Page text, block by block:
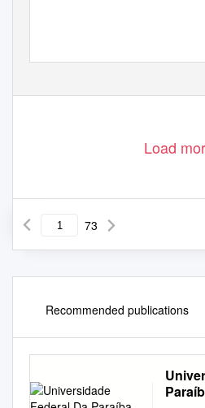
Load
73
Recommended publications